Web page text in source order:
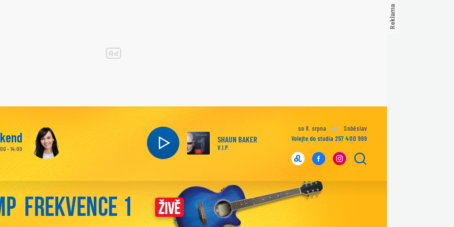
SHAUN BAKER
V.I.P.
- 14:00
so 8. srpna
Soběslav
Volejte do studia 257 400 999